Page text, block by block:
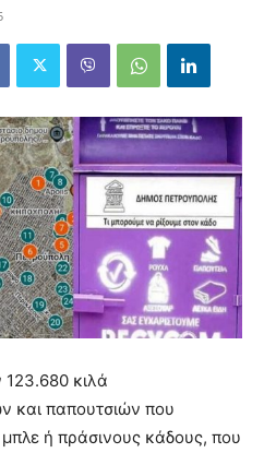
κιλά
και παπουτσιών που
ή πράσινους κάδους, που